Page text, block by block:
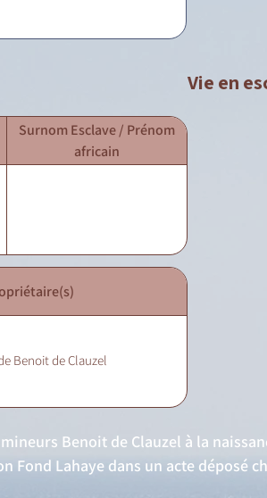
Vie en
Surnom Esclave / Prénom
africain
Benoit de Clauzel
Benoit de Clauzel à la
Lahaye dans un acte déposé